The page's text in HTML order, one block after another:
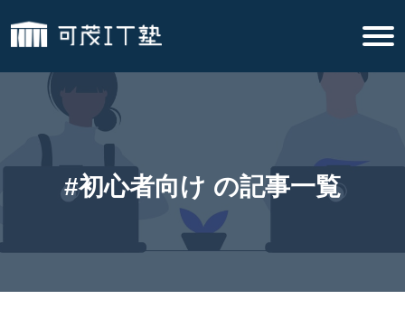
#初心者向け の記事一覧